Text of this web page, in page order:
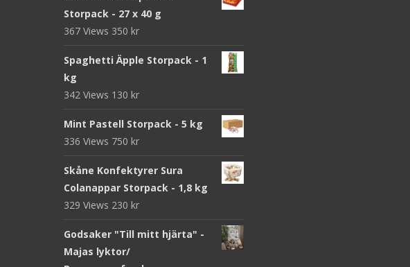
Storpack - 27 x 40 g
367 Views 350 kr
Spaghetti Äpple Storpack - 1
kg
342 Views 130 kr
Mint Pastell Storpack - 5 kg
336 Views 750 kr
Skåne Konfektyrer Sura
Colanappar Storpack - 1,8 kg
329 Views 230 kr
Godsaker "Till mitt hjärta" -
Majas lyktor/